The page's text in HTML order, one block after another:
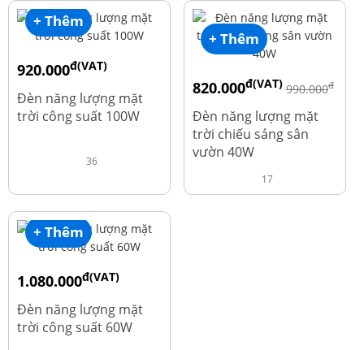
+ Thêm
920.000đ(VAT)
Đèn năng lượng mặt
trời công suất 100W
36
+ Thêm
820.000đ(VAT) 990.000đ
Đèn năng lượng mặt
trời chiếu sáng sân
vườn 40W
17
+ Thêm
1.080.000đ(VAT)
Đèn năng lượng mặt
trời công suất 60W